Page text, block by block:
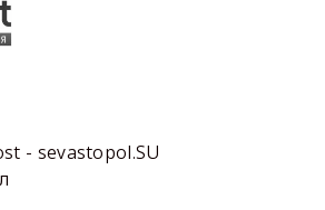
- sevastopol.SU